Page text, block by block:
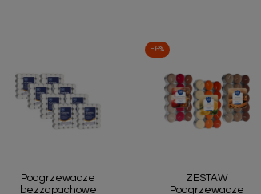
Podgrzewacze
bezzapachowe
ZESTAW
Podgrzewacze
-6%